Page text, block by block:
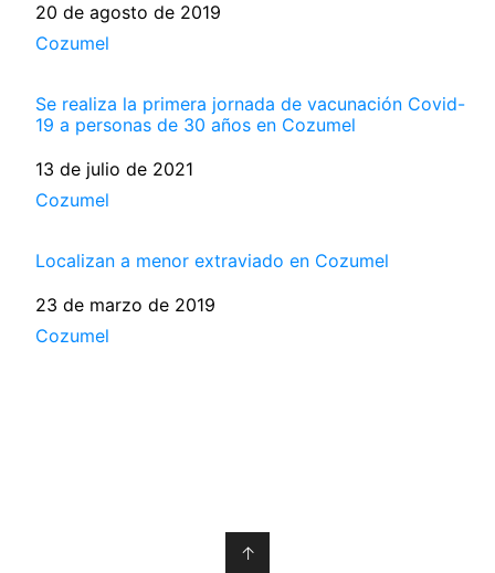
Fecha
20 de agosto de 2019
Respecto a
Cozumel
Se realiza la primera jornada de vacunación Covid-
19 a personas de 30 años en Cozumel
Fecha
13 de julio de 2021
Respecto a
Cozumel
Localizan a menor extraviado en Cozumel
Fecha
23 de marzo de 2019
Respecto a
Cozumel
↑